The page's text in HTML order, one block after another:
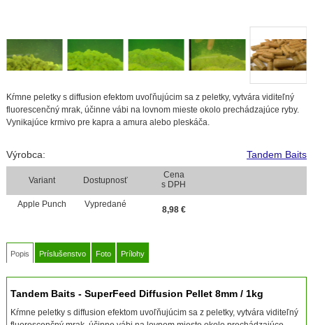
Kŕmne peletky s diffusion efektom uvoľňujúcim sa z peletky, vytvára viditeľný
fluorescenčný mrak, účinne vábi na lovnom mieste okolo prechádzajúce ryby.
Vynikajúce krmivo pre kapra a amura alebo pleskáča.
Výrobca: Tandem Baits
Variant Dostupnosť
Cena
s DPH
Apple Punch
Vypredané
8,98 €
Popis Príslušenstvo Foto Prílohy
Tandem Baits - SuperFeed Diffusion Pellet 8mm / 1kg
Kŕmne peletky s diffusion efektom uvoľňujúcim sa z peletky, vytvára viditeľný